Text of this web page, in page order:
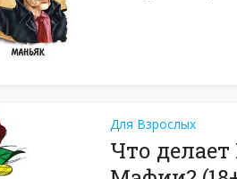
Для Взрослых
Что